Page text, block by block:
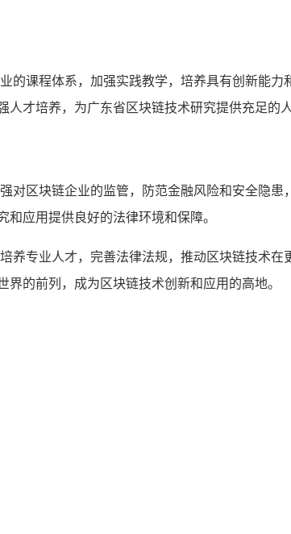
课程体系，加强实践教学，培养具有创新能力
才培养，为广东省区块链技术研究提供充足的人
区块链企业的监管，防范金融风险和安全隐患
应用提供良好的法律环境和保障。
养专业人才，完善法律法规，推动区块链技术在
的前列，成为区块链技术创新和应用的高地。